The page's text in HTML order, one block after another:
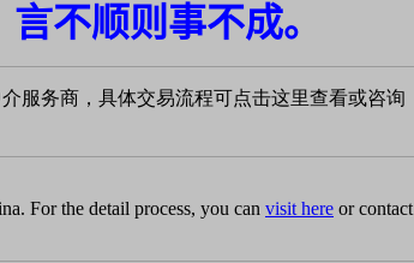
不顺则事不成。
服务商，具体交易流程可点击这里查看或咨询
For the detail process, you can visit here or contact